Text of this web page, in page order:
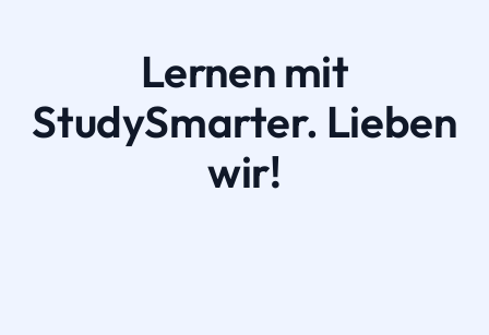
Lernen mit
StudySmarter. Lieben
wir!